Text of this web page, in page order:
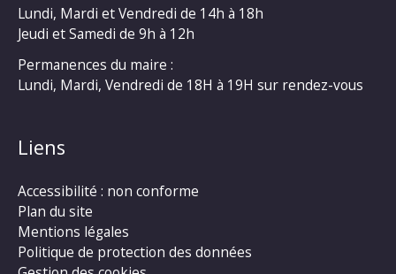
Lundi, Mardi et Vendredi de 14h à 18h
Jeudi et Samedi de 9h à 12h
Permanences du maire :
Lundi, Mardi, Vendredi de 18H à 19H sur rendez-vous
Liens
Accessibilité : non conforme
Plan du site
Mentions légales
Politique de protection des données